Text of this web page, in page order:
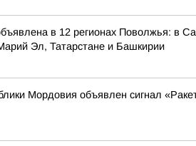
в 12 регионах Поволжья: в
Эл, Татарстане и Башкирии
Мордовия объявлен сигнал